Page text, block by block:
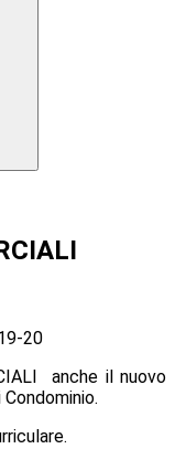
20
anche il nuovo